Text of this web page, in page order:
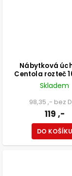
Nábytková
Centola rozteč
aluminium,Skladem
98,35 ,- bez
119 ,-
DO KOŠÍKU